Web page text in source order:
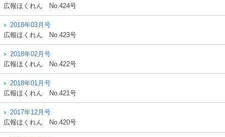
広報ほくれん
No.424号
2018年03月号
広報ほくれん
No.423号
2018年02月号
広報ほくれん
No.422号
2018年01月号
広報ほくれん
No.421号
2017年12月号
広報ほくれん
No.420号